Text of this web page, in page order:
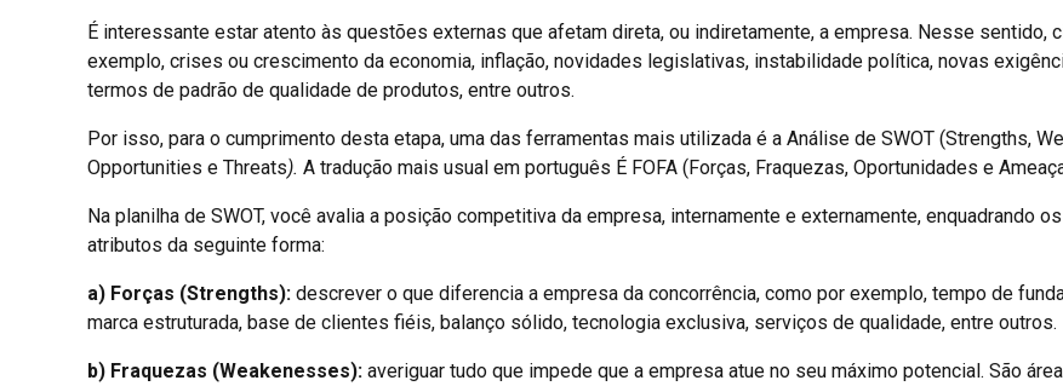
É interessante estar atento às questões externas que afetam direta, ou indiretamente, a empresa. Nesse sentido,
exemplo, crises ou crescimento da economia, inflação, novidades legislativas, instabilidade política, novas
termos de padrão de qualidade de produtos, entre outros.
Por isso, para o cumprimento desta etapa, uma das ferramentas mais utilizada é a Análise de SWOT (Strengths,
Opportunities e Threats). A tradução mais usual em português É FOFA (Forças, Fraquezas, Oportunidades e
Na planilha de SWOT, você avalia a posição competitiva da empresa, internamente e externamente, enquadrando
atributos da seguinte forma:
a) Forças (Strengths): descrever o que diferencia a empresa da concorrência, como por exemplo, tempo de
marca estruturada, base de clientes fiéis, balanço sólido, tecnologia exclusiva, serviços de qualidade, entre outros.
b) Fraquezas (Weakenesses): averiguar tudo que impede que a empresa atue no seu máximo potencial. São